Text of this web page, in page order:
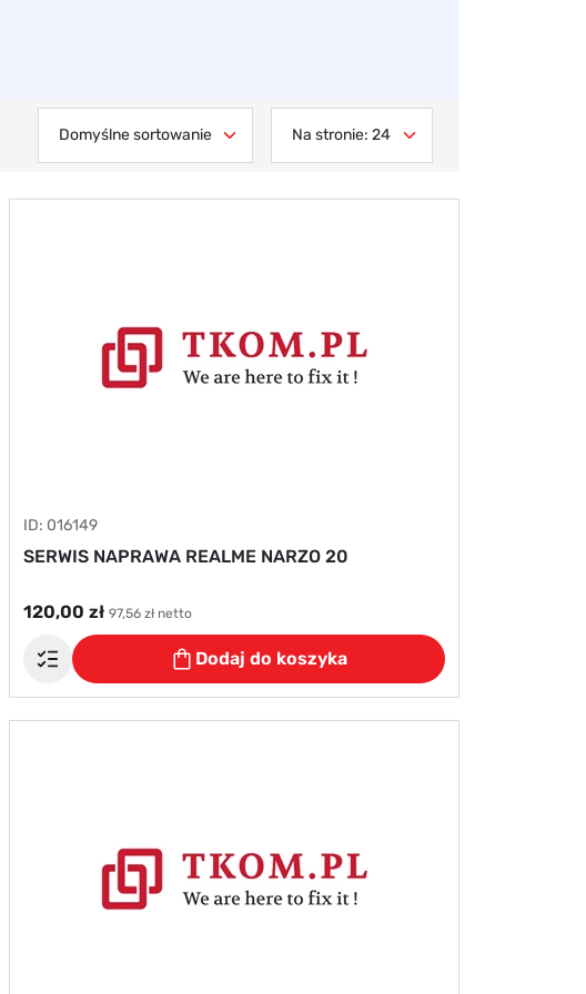
ID: 016149
SERWIS NAPRAWA REALME NARZO 20
120,00 zł 97,56 zł netto
Dodaj do koszyka